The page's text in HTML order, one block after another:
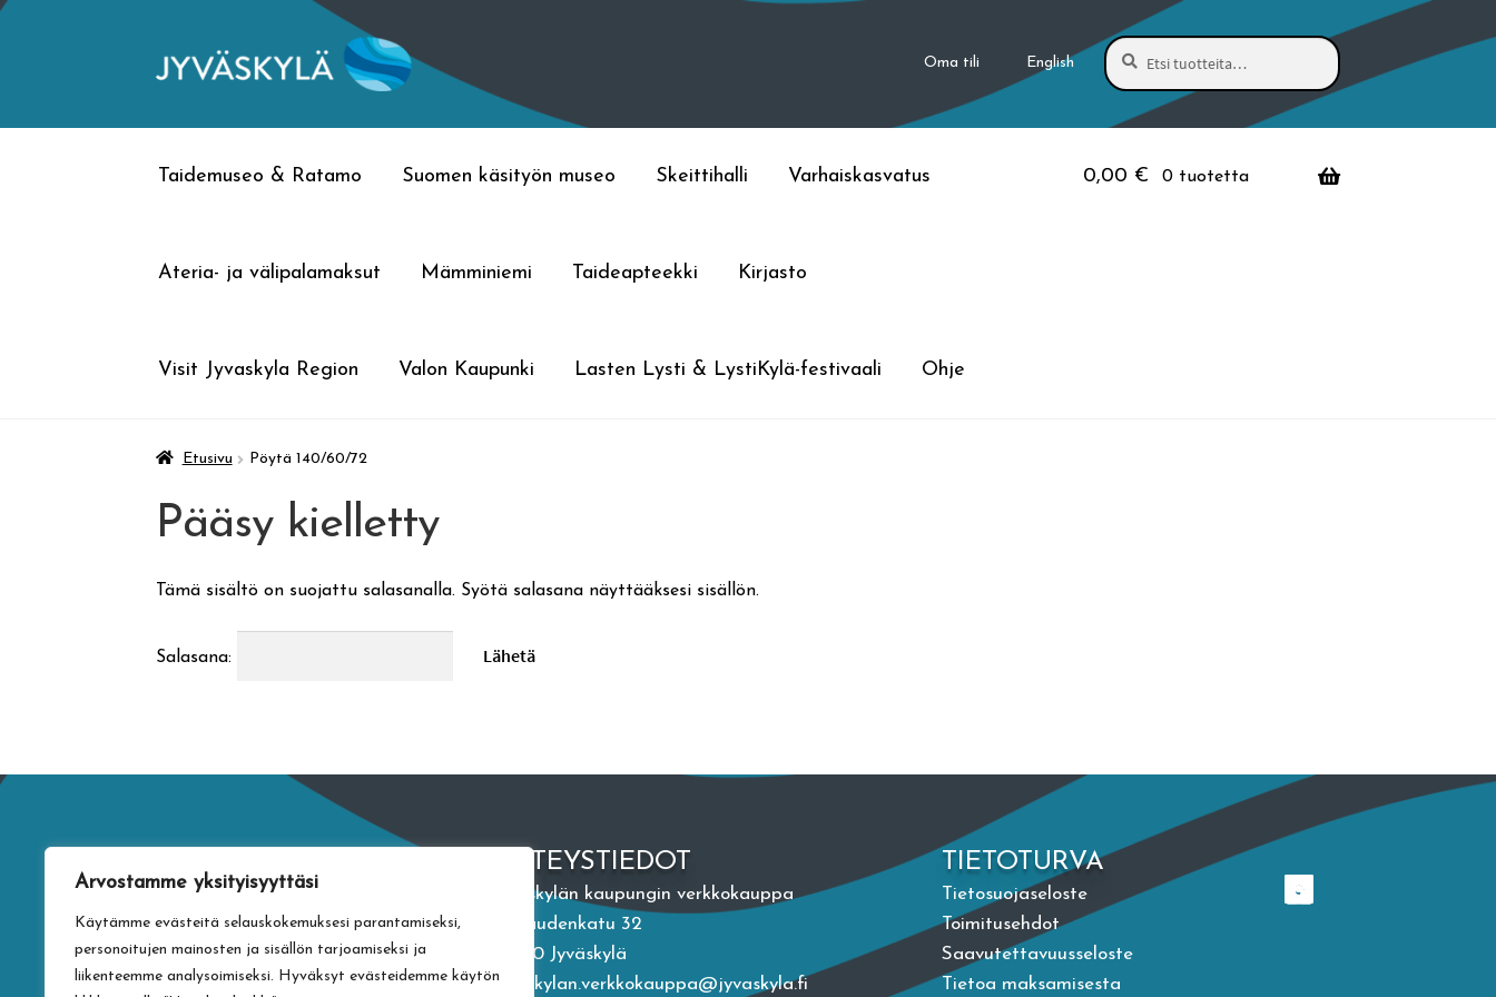
Arvostamme yksityisyyttäsi
Käytämme evästeitä selauskokemuksesi parantamiseksi,
personoitujen mainosten ja sisällön tarjoamiseksi ja
liikenteemme analysoimiseksi. Hyväksyt evästeidemme käytön
Siirry
Siirry
Oma tili English
Etsi:
Haku
Taidemuseo & Ratamo Suomen käsityön museo Skeittihalli Varhaiskasvatus
Ateria- ja välipalamaksut Mämminiemi Taideapteekki Kirjasto
Visit Jyvaskyla Region Valon Kaupunki Lasten Lysti & LystiKylä-festivaali Ohje
0,00 € 0 tuotetta
Etusivu Pöytä 140/60/72
Pääsy kielletty
Tämä sisältö on suojattu salasanalla. Syötä salasana näyttääksesi sisällön.
Salasana:
YHTEYSTIEDOT
Jyväskylän kaupungin verkkokauppa
Vapaudenkatu 32
40100 Jyväskylä
jyvaskylan.verkkokauppa@jyvaskyla.fi
TIETOTURVA
Tietosuojaseloste
Toimitusehdot
Saavutettavuusseloste
Tietoa maksamisesta